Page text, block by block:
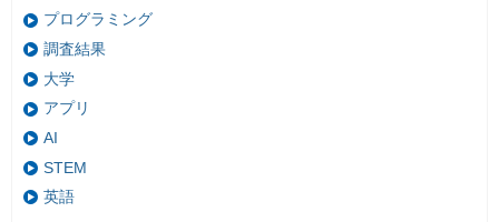
プログラミング
調査結果
大学
アプリ
AI
STEM
英語